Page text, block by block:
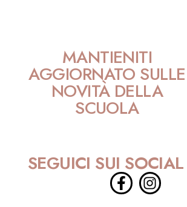
MANTIENITI
AGGIORNATO SULLE
NOVITÀ DELLA
SCUOLA
SEGUICI SUI SOCIAL